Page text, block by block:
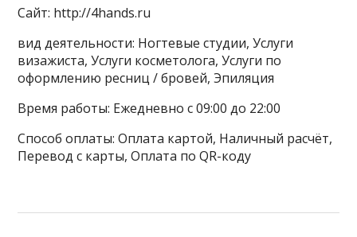
Сайт: http://4hands.ru
вид деятельности: Ногтевые студии, Услуги
визажиста, Услуги косметолога, Услуги по
оформлению ресниц / бровей, Эпиляция
Время работы: Ежедневно с 09:00 до 22:00
Способ оплаты: Оплата картой, Наличный расчёт,
Перевод с карты, Оплата по QR-коду